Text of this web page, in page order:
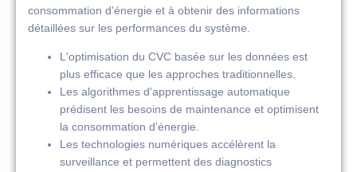
consommation d'énergie et à obtenir des informations
détaillées sur les performances du système.
L'optimisation du CVC basée sur les données est
plus efficace que les approches traditionnelles.
Les algorithmes d'apprentissage automatique
prédisent les besoins de maintenance et optimisent
la consommation d'énergie.
Les technologies numériques accélèrent la
surveillance et permettent des diagnostics